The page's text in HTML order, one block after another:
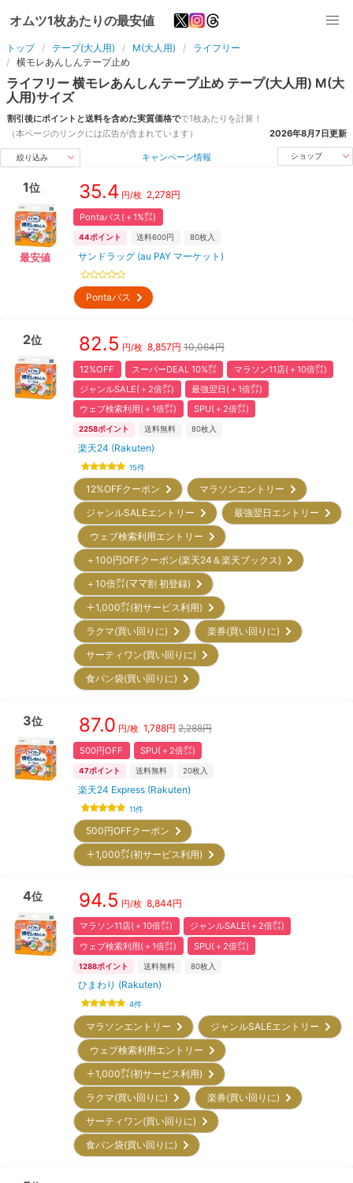
オムツ1枚あたりの最安値
トップ テープ(大人用) M(大人用)
ライフリー
横モレあんしんテープ止め
ライフリー 横モレあんしんテープ止め テープ(大人用) M(大
人用)サイズ
割引後にポイントと送料を含めた実質価格でで1枚あたりを計算！
（本ページのリンクには広告が含まれています）
2026年8月7日更新
絞り込み キャンペーン情報 ショップ
1位
最安値
35.4 円/枚 2,278円
Pontaパス(＋1%㌽)
44ポイント 送料600円 80枚入
サンドラッグ (au PAY マーケット)
Pontaパス
2位 82.5 円/枚 8,857円 10,064円
12%OFF スーパーDEAL 10%㌽
マラソン11店(＋10倍㌽)
ジャンルSALE(＋2倍㌽)
最強翌日(＋1倍㌽)
ウェブ検索利用(＋1倍㌽)
SPU(＋2倍㌽)
2258ポイント 送料無料 80枚入
楽天24 (Rakuten)
15件
12%OFFクーポン
マラソンエントリー
ジャンルSALEエントリー
最強翌日エントリー
ウェブ検索利用エントリー
＋100円OFFクーポン(楽天24＆楽天ブックス)
＋10倍㌽(ママ割 初登録)
＋1,000㌽(初サービス利用)
ラクマ(買い回りに)
楽券(買い回りに)
サーティワン(買い回りに)
食パン袋(買い回りに)
3位 87.0 円/枚 1,788円 2,288円
500円OFF SPU(＋2倍㌽)
47ポイント 送料無料 20枚入
楽天24 Express (Rakuten)
11件
500円OFFクーポン
＋1,000㌽(初サービス利用)
4位 94.5 円/枚 8,844円
マラソン11店(＋10倍㌽)
ジャンルSALE(＋2倍㌽)
ウェブ検索利用(＋1倍㌽)
SPU(＋2倍㌽)
1288ポイント 送料無料 80枚入
ひまわり (Rakuten)
4件
マラソンエントリー
ジャンルSALEエントリー
ウェブ検索利用エントリー
＋1,000㌽(初サービス利用)
ラクマ(買い回りに)
楽券(買い回りに)
サーティワン(買い回りに)
食パン袋(買い回りに)